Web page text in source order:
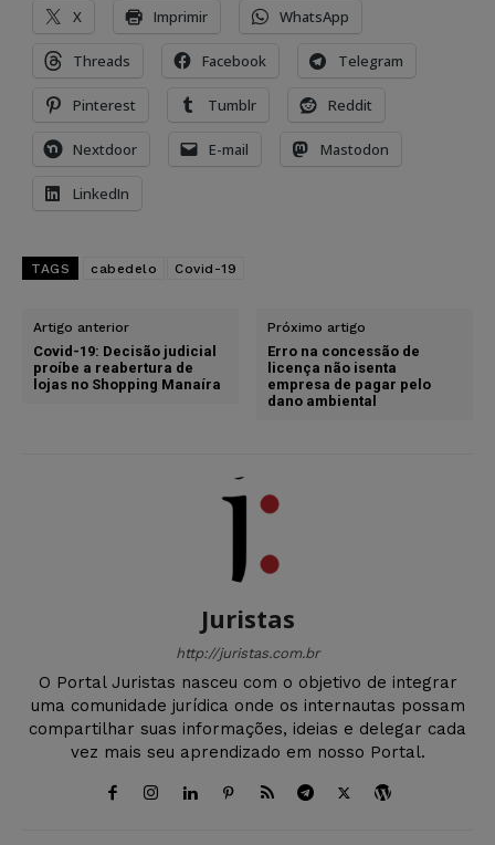
X Imprimir WhatsApp
Threads Facebook Telegram
Pinterest Tumblr Reddit
Nextdoor E-mail Mastodon
LinkedIn
TAGS cabedelo Covid-19
Artigo anterior
Covid-19: Decisão judicial
proíbe a reabertura de
lojas no Shopping Manaíra
Próximo artigo
Erro na concessão de
licença não isenta
empresa de pagar pelo
dano ambiental
Juristas
http://juristas.com.br
O Portal Juristas nasceu com o objetivo de integrar
uma comunidade jurídica onde os internautas possam
compartilhar suas informações, ideias e delegar cada
vez mais seu aprendizado em nosso Portal.